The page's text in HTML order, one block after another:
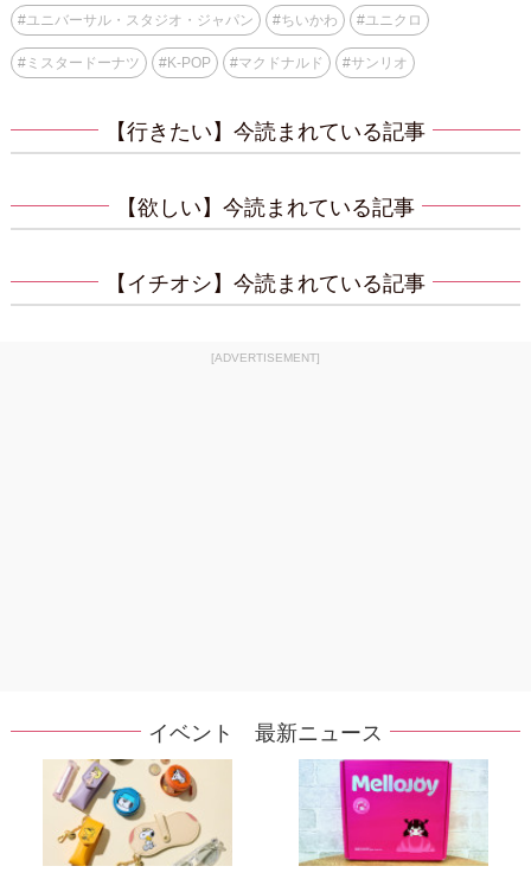
#ユニバーサル・スタジオ・ジャパン #ちいかわ #ユニクロ
#ミスタードーナツ #K-POP #マクドナルド #サンリオ
【行きたい】今読まれている記事
【欲しい】今読まれている記事
【イチオシ】今読まれている記事
[ADVERTISEMENT]
イベント 最新ニュース